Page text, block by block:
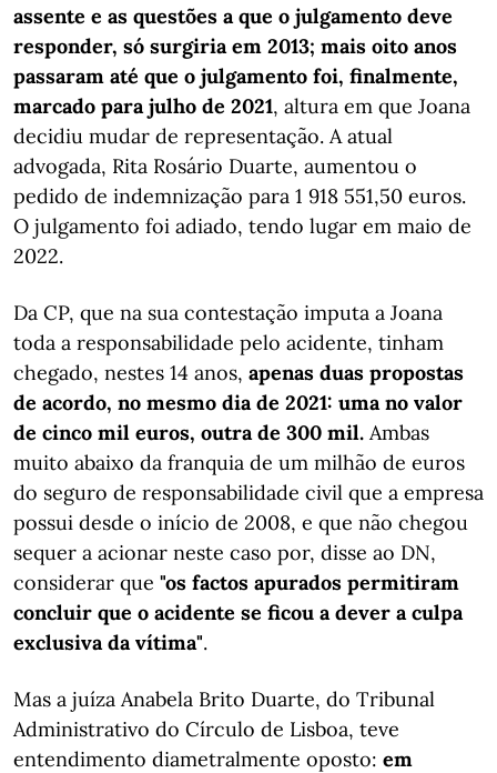
assente e as questões a que o julgamento deve
responder, só surgiria em 2013; mais oito anos
passaram até que o julgamento foi, finalmente,
marcado para julho de 2021, altura em que Joana
decidiu mudar de representação. A atual
advogada, Rita Rosário Duarte, aumentou o
pedido de indemnização para 1 918 551,50 euros.
O julgamento foi adiado, tendo lugar em maio de
2022.
Da CP, que na sua contestação imputa a Joana
toda a responsabilidade pelo acidente, tinham
chegado, nestes 14 anos, apenas duas propostas
de acordo, no mesmo dia de 2021: uma no valor
de cinco mil euros, outra de 300 mil. Ambas
muito abaixo da franquia de um milhão de euros
do seguro de responsabilidade civil que a empresa
possui desde o início de 2008, e que não chegou
sequer a acionar neste caso por, disse ao DN,
considerar que "os factos apurados permitiram
concluir que o acidente se ficou a dever a culpa
exclusiva da vítima".
Mas a juíza Anabela Brito Duarte, do Tribunal
Administrativo do Círculo de Lisboa, teve
entendimento diametralmente oposto: em